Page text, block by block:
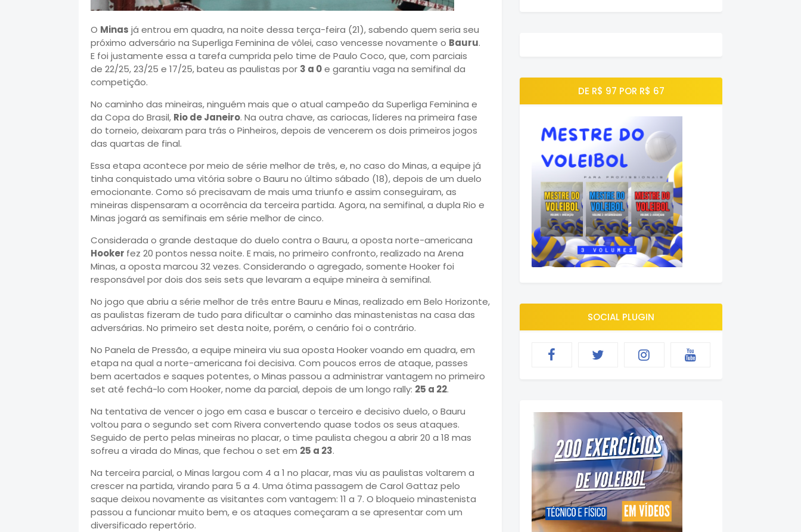
O Minas já entrou em quadra, na noite dessa terça-feira (21), sabendo quem seria seu
próximo adversário na Superliga Feminina de vôlei, caso vencesse novamente o Bauru.
E foi justamente essa a tarefa cumprida pelo time de Paulo Coco, que, com parciais
de 22/25, 23/25 e 17/25, bateu as paulistas por 3 a 0e garantiu vaga na semifinal da
competição.
No caminho das mineiras, ninguém mais que o atual campeão da Superliga Feminina e
da Copa do Brasil, Rio de Janeiro. Na outra chave, as cariocas, líderes na primeira fase
do torneio, deixaram para trás o Pinheiros, depois de vencerem os dois primeiros jogos
das quartas de final.
Essa etapa acontece por meio de série melhor de três, e, no caso do Minas, a equipe já
tinha conquistado uma vitória sobre o Bauru no último sábado (18), depois de um duelo
emocionante. Como só precisavam de mais uma triunfo e assim conseguiram, as
mineiras dispensaram a ocorrência da terceira partida. Agora, na semifinal, a dupla Rio e
Minas jogará as semifinais em série melhor de cinco.
Considerada o grande destaque do duelo contra o Bauru, a oposta norte-americana
Hooker fez 20 pontos nessa noite. E mais, no primeiro confronto, realizado na Arena
Minas, a oposta marcou 32 vezes. Considerando o agregado, somente Hooker foi
responsável por dois dos seis sets que levaram a equipe mineira à semifinal.
No jogo que abriu a série melhor de três entre Bauru e Minas, realizado em Belo Horizonte,
as paulistas fizeram de tudo para dificultar o caminho das minastenistas na casa das
adversárias. No primeiro set desta noite, porém, o cenário foi o contrário.
No Panela de Pressão, a equipe mineira viu sua oposta Hooker voando em quadra, em
etapa na qual a norte-americana foi decisiva. Com poucos erros de ataque, passes
bem acertados e saques potentes, o Minas passou a administrar vantagem no primeiro
set até fechá-lo com Hooker, nome da parcial, depois de um longo rally: 25 a 22.
Na tentativa de vencer o jogo em casa e buscar o terceiro e decisivo duelo, o Bauru
voltou para o segundo set com Rivera convertendo quase todos os seus ataques.
Seguido de perto pelas mineiras no placar, o time paulista chegou a abrir 20 a 18 mas
sofreu a virada do Minas, que fechou o set em 25 a 23.
Na terceira parcial, o Minas largou com 4 a 1 no placar, mas viu as paulistas voltarem a
crescer na partida, virando para 5 a 4. Uma ótima passagem de Carol Gattaz pelo
saque deixou novamente as visitantes com vantagem: 11 a 7. O bloqueio minastenista
passou a funcionar muito bem, e os ataques começaram a se apresentar com um
diversificado repertório.
DE R$ 97 POR R$ 67
SOCIAL PLUGIN